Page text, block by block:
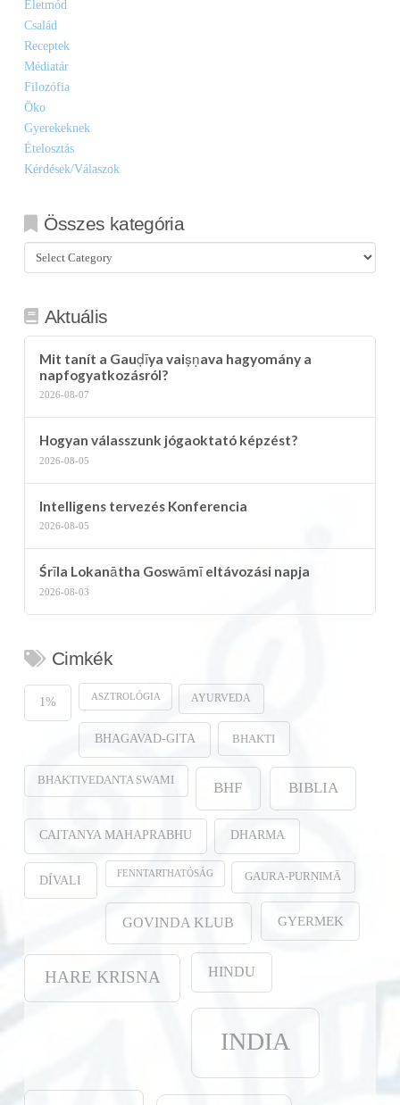
Életmód
Család
Receptek
Médiatár
Filozófia
Öko
Gyerekeknek
Ételosztás
Kérdések/Válaszok
Összes kategória
Összes
kategória
Aktuális
Mit tanít a Gauḍīya vaiṣṇava hagyomány a
napfogyatkozásról?
2026-08-07
Hogyan válasszunk jógaoktató képzést?
2026-08-05
Intelligens tervezés Konferencia
2026-08-05
Śrīla Lokanātha Goswāmī eltávozási napja
2026-08-03
Cimkék
1% ASZTROLÓGIA AYURVEDA
BHAGAVAD-GITA BHAKTI
BHAKTIVEDANTA SWAMI BHF BIBLIA
CAITANYA MAHAPRABHU DHARMA
DÍVALI FENNTARTHATÓSÁG GAURA-PURṆIMĀ
GOVINDA KLUB GYERMEK
HARE KRISNA HINDU
INDIA